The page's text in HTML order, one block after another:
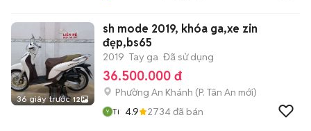
36 giây trước 12
sh mode 2019, khóa ga,xe zin
đẹp,bs65
2019 Tay ga Đã sử dụng
36.500.000 đ
Phường An Khánh (P. Tân An mới)
Ti 4.9 2734đã bán